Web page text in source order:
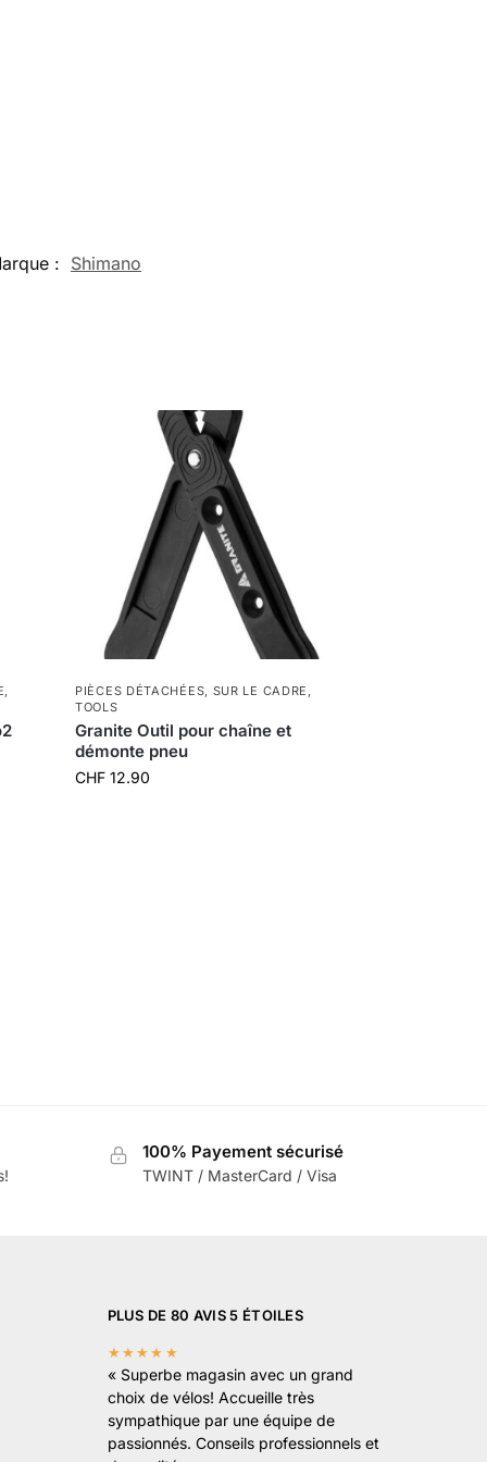
: Shimano
PIÈCES DÉTACHÉES SUR LE CADRE
TOOLS
Granite Outil pour chaîne et
démonte pneu
CHF 12.90
100% Payement sécurisé
TWINT / MasterCard / Visa
PLUS DE 80 AVIS 5 ÉTOILES
★★★★★
« Superbe magasin avec un grand
choix de vélos! Accueille très
sympathique par une équipe de
passionnés. Conseils professionnels et